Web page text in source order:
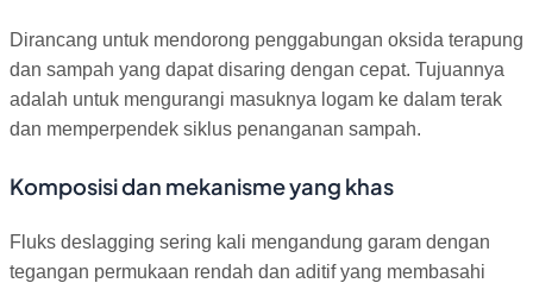
Dirancang untuk mendorong penggabungan oksida terapung
dan sampah yang dapat disaring dengan cepat. Tujuannya
adalah untuk mengurangi masuknya logam ke dalam terak
dan memperpendek siklus penanganan sampah.
Komposisi dan mekanisme yang khas
Fluks deslagging sering kali mengandung garam dengan
tegangan permukaan rendah dan aditif yang membasahi